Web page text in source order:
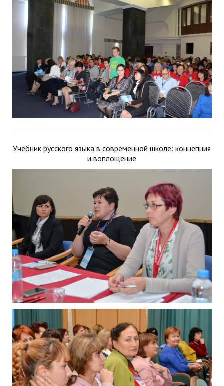
Учебник русского языка в современной школе: концепция
и воплощение